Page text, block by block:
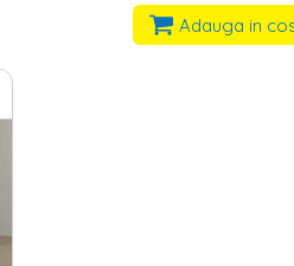
Adauga in